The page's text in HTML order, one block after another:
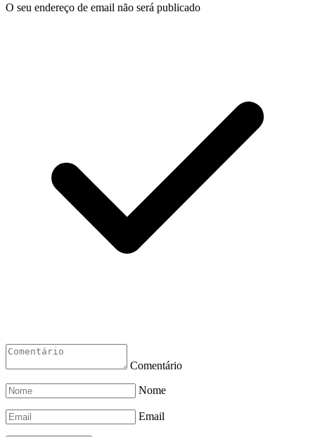
O seu endereço de email não será publicado
Comentário
Nome
Email